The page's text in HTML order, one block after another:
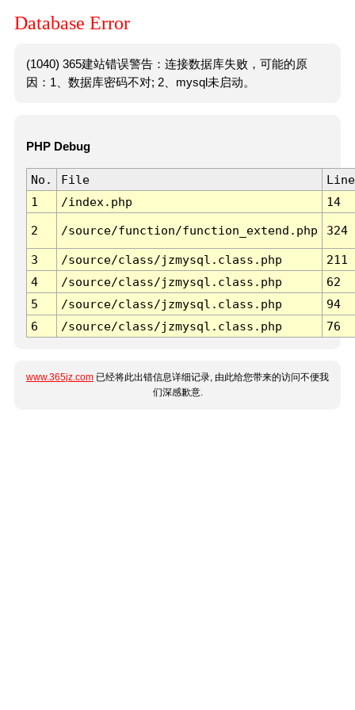
Database Error
(1040) 365建站错误警告：连接数据库失败，可能的原
因：1、数据库密码不对; 2、mysql未启动。
PHP Debug
No. File
Line
1
/index.php 14
2 /source/function/function_extend.php 324
3 /source/class/jzmysql.class.php
211
4
/source/class/jzmysql.class.php
62
5
/source/class/jzmysql.class.php
94
6
/source/class/jzmysql.class.php 76
www.365jz.com 已经将此出错信息详细记录, 由此给您带来的访问不便我
们深感歉意.